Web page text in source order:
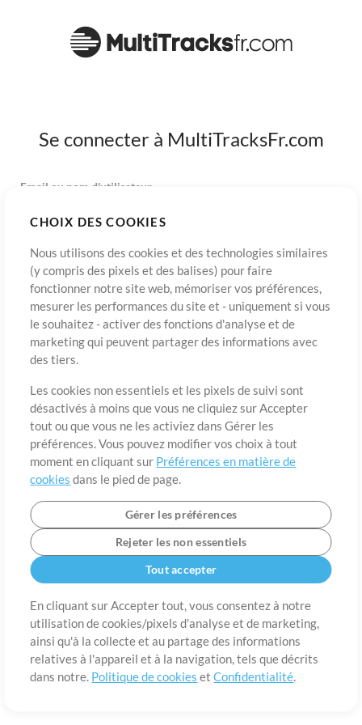
CHOIX DES COOKIES
Nous utilisons des cookies et des technologies similaires
(y compris des pixels et des balises) pour faire
fonctionner notre site web, mémoriser vos préférences,
mesurer les performances du site et - uniquement si vous
le souhaitez - activer des fonctions d'analyse et de
marketing qui peuvent partager des informations avec
des tiers.
Les cookies non essentiels et les pixels de suivi sont
désactivés à moins que vous ne cliquiez sur Accepter
tout ou que vous ne les activiez dans Gérer les
préférences. Vous pouvez modifier vos choix à tout
moment en cliquant sur Préférences en matière de
cookies dans le pied de page.
Gérer les préférences
Rejeter les non essentiels
Tout accepter
En cliquant sur Accepter tout, vous consentez à notre
utilisation de cookies/pixels d'analyse et de marketing,
ainsi qu'à la collecte et au partage des informations
relatives à l'appareil et à la navigation, tels que décrits
dans notre. Politique de cookies etConfidentialité.
Se connecter à MultiTracksFr.com
Email ou nom d'utilisateur
S’inscrireMot de passe oublié? Connexion
matière de cookies
Contact
©2006-2026 par MultiTracks LLC. Tous droits réservés.